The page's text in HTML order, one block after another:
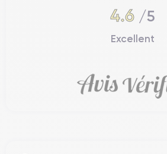
4.6 /5
Excellent